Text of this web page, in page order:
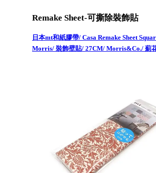
Remake Sheet-可撕除裝飾貼
日本mt和紙膠帶/ Casa Remake Sheet
Morris/ 裝飾壁貼/ 27CM/ Morris&Co./ 薊